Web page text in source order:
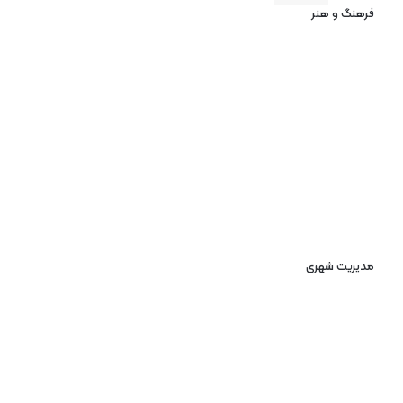
فرهنگ و هنر
مدیریت شهری